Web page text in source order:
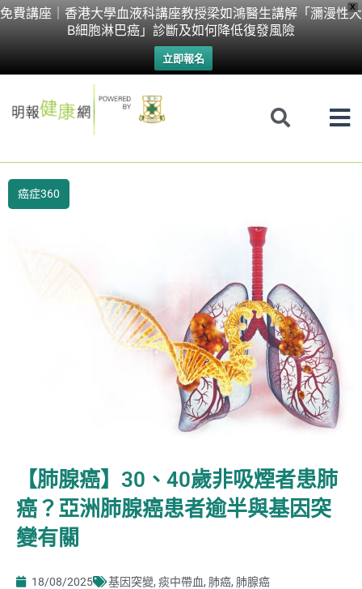
X
免費講座｜香港大學血液科講座教授梁如鴻醫生講解「瀰漫性大
B細胞淋巴癌」診斷及如何降低復發風險
立即報名
Skip
癌症360
【肺腺癌】30、40歲非吸煙者患肺
癌？亞洲肺腺癌患者逾半與基因突
變有關
18/08/2025 基因突變, 痰中帶血, 肺癌, 肺腺癌